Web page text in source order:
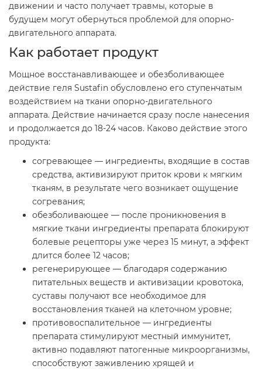
движении и часто получает травмы, которые в
будущем могут обернуться проблемой для опорно-
двигательного аппарата.
Как работает продукт
Мощное восстанавливающее и обезболивающее
действие геля Sustafin обусловлено его ступенчатым
воздействием на ткани опорно-двигательного
аппарата. Действие начинается сразу после нанесения
и продолжается до 18-24 часов. Каково действие этого
продукта:
согревающее — ингредиенты, входящие в состав
средства, активизируют приток крови к мягким
тканям, в результате чего возникает ощущение
согревания;
обезболивающее — после проникновения в
мягкие ткани ингредиенты препарата блокируют
болевые рецепторы уже через 15 минут, а эффект
длится более 12 часов;
регенерирующее — благодаря содержанию
питательных веществ и активизации кровотока,
суставы получают все необходимое для
восстановления тканей на клеточном уровне;
противовоспалительное — ингредиенты
препарата стимулируют местный иммунитет,
активно подавляют патогенные микроорганизмы,
способствуют заживлению хрящей и